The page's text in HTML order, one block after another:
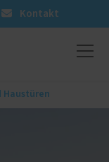
Kontakt
Haustüren